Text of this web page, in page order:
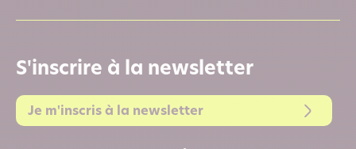
S'inscrire à la newsletter
Je m'inscris à la newsletter